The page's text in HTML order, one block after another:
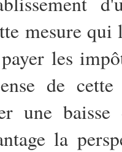
mesure
les
de cette
une
la